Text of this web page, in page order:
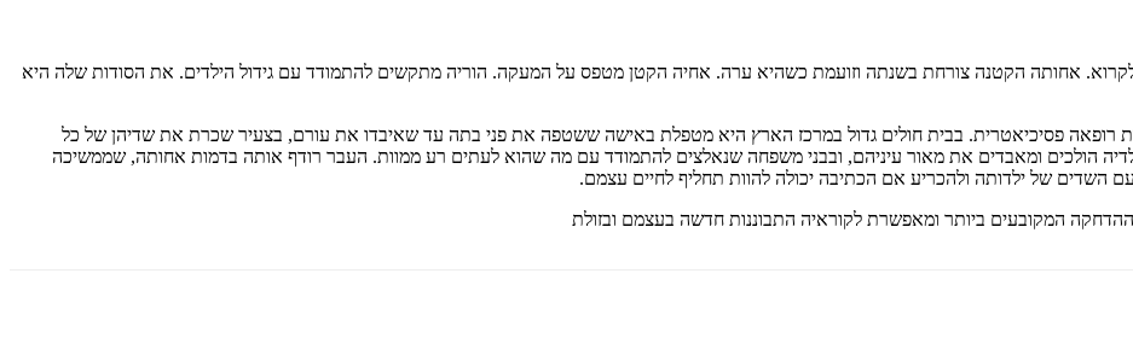
אחותה הקטנה צורחת בשנתה וזועמת כשהיא ערה. אחיה הקטן מטפס על המעקה. הוריה מתקשים להתמודד עם גידול הילדים. את הסודות שלה היא
פסיכיאטרית. בבית חולים גדול במרכז הארץ היא מטפלת באישה ששטפה את פני בתה עד שאיבדו את עורם, בצעיר שכרת את שדיהן של כל
הולכים ומאבדים את מאור עיניהם, ובבני משפחה שנאלצים להתמודד עם מה שהוא לעתים רע ממוות. העבר רודף אותה בדמות אחותה, שממשיכה
השדים של ילדותה ולהכריע אם הכתיבה יכולה להוות תחליף לחיים עצמם.
ההדחקה המקובעים ביותר ומאפשרת לקוראיה התבוננות חדשה בעצמם ובזולת